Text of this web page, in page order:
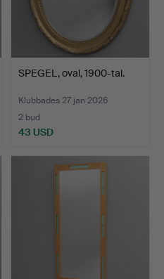
SPEGEL, oval, 1900-tal.
Klubbades 27 jan 2026
2 bud
43 USD